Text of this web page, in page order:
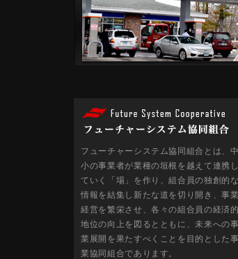
フューチャーシステム協同組合とは、
小の事業者が業種の垣根を越えて連携
ていく「場」を作り、組合員の独創的
情報を結集し新たな道を切り開き、事
経営を繁栄させ、各々の組合員の経済
地位の向上を図るとともに、未来への
業展開を果たすべくことを目的とした
業協同組合であります。